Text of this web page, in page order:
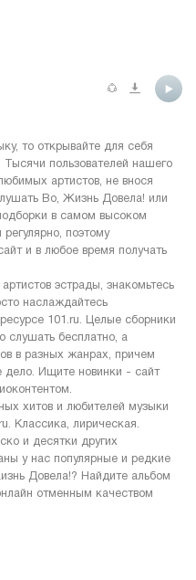
то открывайте для себя
пользователей нашего
артистов, не внося
Во, Жизнь Довела! или
в самом высоком
поэтому
и в любое время получать
эстрады, знакомьтесь
наслаждайтесь
101.ru. Целые сборники
слушать бесплатно, а
в разных жанрах, причем
дело. Ищите новинки - сайт
хитов и любителей музыки
Классика, лирическая.
и десятки других
у нас популярные и редкие
Довела!? Найдите альбом
отменным качеством